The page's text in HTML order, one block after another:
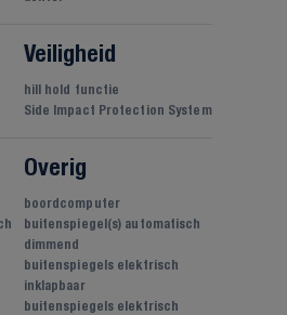
Veiligheid
hill hold functie
Side Impact Protection System
Overig
boordcomputer
buitenspiegel(s) automatisch
dimmend
buitenspiegels elektrisch
inklapbaar
buitenspiegels elektrisch